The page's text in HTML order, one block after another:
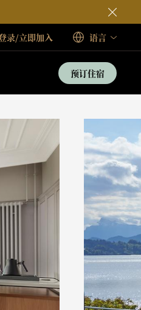
录/立即加入 语言
预订住宿